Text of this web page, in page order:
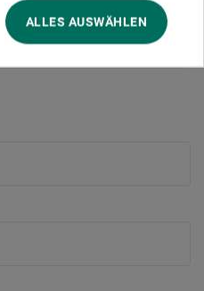
ALLES AUSWÄHLEN